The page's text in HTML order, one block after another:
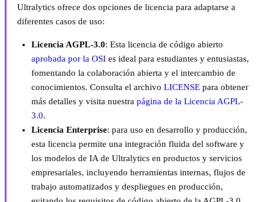
Ultralytics ofrece dos opciones de licencia para adaptarse a
diferentes casos de uso:
Licencia AGPL-3.0: Esta licencia de código abierto
aprobada por la OSI es ideal para estudiantes y entusiastas,
fomentando la colaboración abierta y el intercambio de
conocimientos. Consulta el archivo LICENSE para obtener
más detalles y visita nuestra página de la Licencia AGPL-
3.0.
Licencia Enterprise: para uso en desarrollo y producción,
esta licencia permite una integración fluida del software y
los modelos de IA de Ultralytics en productos y servicios
empresariales, incluyendo herramientas internas, flujos de
trabajo automatizados y despliegues en producción,